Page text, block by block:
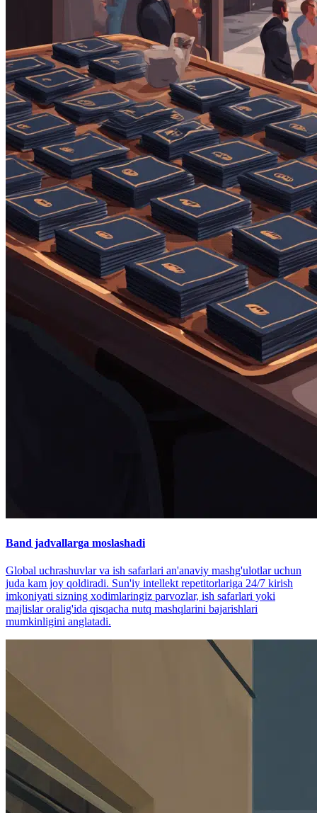
Band jadvallarga moslashadi
Global uchrashuvlar va ish safarlari an'anaviy mashg'ulotlar uchun
juda kam joy qoldiradi. Sun'iy intellekt repetitorlariga 24/7 kirish
imkoniyati sizning xodimlaringiz parvozlar, ish safarlari yoki
majlislar oralig'ida qisqacha nutq mashqlarini bajarishlari
mumkinligini anglatadi.